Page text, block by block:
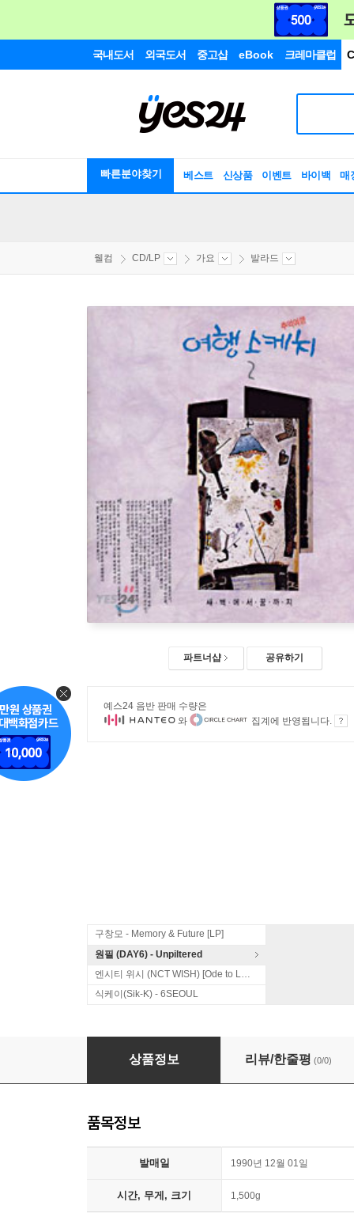
국내도서 외국도서 중고샵 eBook 크레마클럽
빠른분야찾기 베스트 신상품 이벤트 바이백 매
웰컴 CD/LP 가요 발라드
파트너샵 공유하기
예스24 음반 판매 수량은
와
집계에 반영됩니다.
구창모 - Memory & Future [LP]
원필 (DAY6) - Unpiltered
엔시티 위시 (NCT WISH) [Ode to Love]
식케이(Sik-K) - 6SEOUL
여행스케치 2집 - 추억여행/새벽에서 꿈까지
상품정보 리뷰/한줄평 (0/0)
품목정보
발매일 1990년 12월 01일
시간, 무게, 크기 1,500g